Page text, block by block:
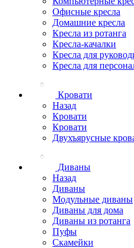
Офисные кресла
Домашние кресла
Кресла из ротанга
Кресла-качалки
Кресла для
Кресла для
Кровати
Назад
Кровати
Кровати
Двухъярусные
Диваны
Назад
Диваны
Модульные диваны
Диваны для дома
Диваны из ротанга
Пуфы
Скамейки